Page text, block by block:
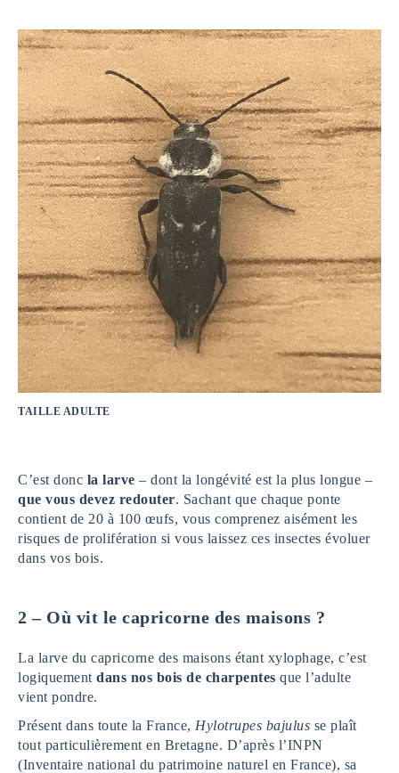
TAILLE ADULTE
C’est donc la larve – dont la longévité est la plus longue –
que vous devez redouter. Sachant que chaque ponte
contient de 20 à 100 œufs, vous comprenez aisément les
risques de prolifération si vous laissez ces insectes évoluer
dans vos bois.
2 – Où vit le capricorne des maisons ?
La larve du capricorne des maisons étant xylophage, c’est
logiquement dans nos bois de charpentes que l’adulte
vient pondre.
Présent dans toute la France, Hylotrupes bajulus se plaît
tout particulièrement en Bretagne. D’après l’INPN
(Inventaire national du patrimoine naturel en France), sa